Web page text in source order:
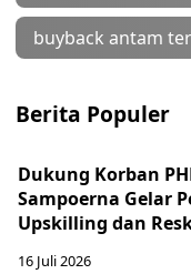
buyback antam
Berita Populer
Dukung Korban
Sampoerna Gelar
Upskilling dan
16 Juli 2026